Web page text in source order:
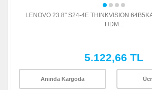
LENOVO 23.8" S24-4E THINKVISION
HDM...
5.122,66 TL
Anında Kargoda